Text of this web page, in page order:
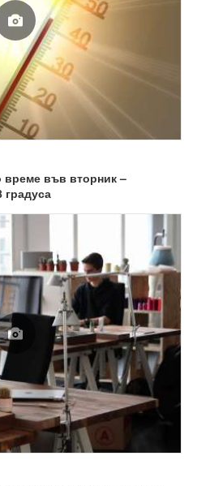
във вторник –
градуса